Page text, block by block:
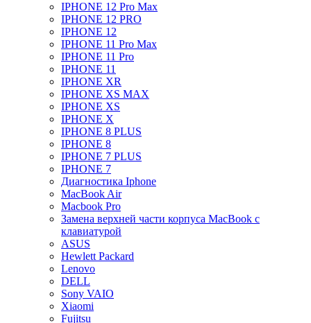
IPHONE 12 Pro Max
IPHONE 12 PRO
IPHONE 12
IPHONE 11 Pro Max
IPHONE 11 Pro
IPHONE 11
IPHONE XR
IPHONE XS MAX
IPHONE XS
IPHONE X
IPHONE 8 PLUS
IPHONE 8
IPHONE 7 PLUS
IPHONE 7
Диагностика Iphone
MacBook Air
Macbook Pro
Замена верхней части корпуса MacBook с
клавиатурой
ASUS
Hewlett Packard
Lenovo
DELL
Sony VAIO
Xiaomi
Fujitsu